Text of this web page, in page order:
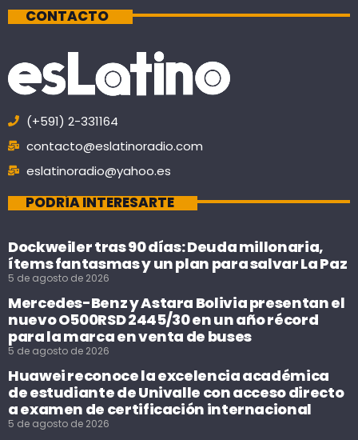
CONTACTO
(+591) 2-331164
contacto@eslatinoradio.com
eslatinoradio@yahoo.es
PODRÍA INTERESARTE
Dockweiler tras 90 días: Deuda millonaria,
ítems fantasmas y un plan para salvar La Paz
5 de agosto de 2026
Mercedes-Benz y Astara Bolivia presentan el
nuevo O500RSD 2445/30 en un año récord
para la marca en venta de buses
5 de agosto de 2026
Huawei reconoce la excelencia académica
de estudiante de Univalle con acceso directo
a examen de certificación internacional
5 de agosto de 2026